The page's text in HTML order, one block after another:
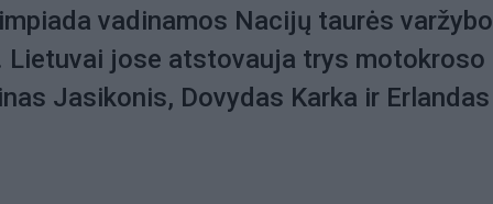
vadinamos Nacijų taurės
Lietuvai jose atstovauja trys motokroso
Jasikonis, Dovydas Karka ir Erlandas